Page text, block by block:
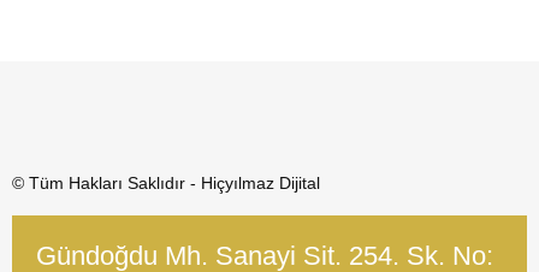
© Tüm Hakları Saklıdır - Hiçyılmaz Dijital
Gündoğdu Mh. Sanayi Sit. 254. Sk. No: